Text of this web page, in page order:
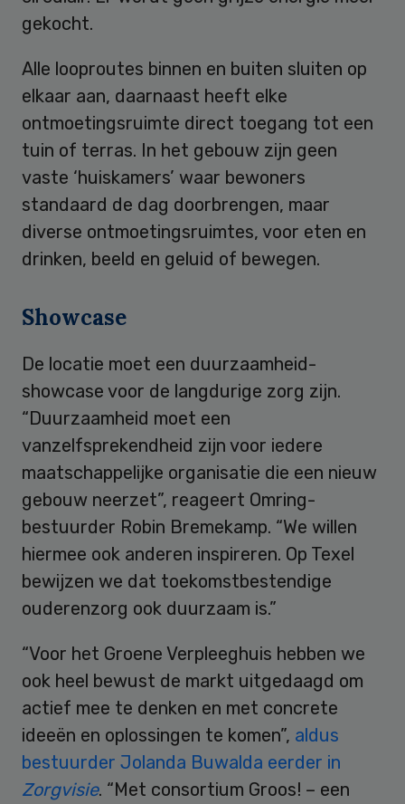
gekocht.
Alle looproutes binnen en buiten sluiten op
elkaar aan, daarnaast heeft elke
ontmoetingsruimte direct toegang tot een
tuin of terras. In het gebouw zijn geen
vaste ‘huiskamers’ waar bewoners
standaard de dag doorbrengen, maar
diverse ontmoetingsruimtes, voor eten en
drinken, beeld en geluid of bewegen.
Showcase
De locatie moet een duurzaamheid-
showcase voor de langdurige zorg zijn.
“Duurzaamheid moet een
vanzelfsprekendheid zijn voor iedere
maatschappelijke organisatie die een nieuw
gebouw neerzet”, reageert Omring-
bestuurder Robin Bremekamp. “We willen
hiermee ook anderen inspireren. Op Texel
bewijzen we dat toekomstbestendige
ouderenzorg ook duurzaam is.”
“Voor het Groene Verpleeghuis hebben we
ook heel bewust de markt uitgedaagd om
actief mee te denken en met concrete
ideeën en oplossingen te komen”, aldus
bestuurder Jolanda Buwalda eerder in
Zorgvisie. “Met consortium Groos! – een